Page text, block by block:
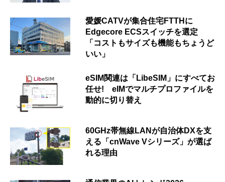
愛媛CATVが集合住宅FTTHに
Edgecore ECSスイッチを選定
「コストもサイズも機能もちょうど
いい」
eSIM関連は「LibeSIM」にすべてお
任せ! eIMでマルチプロファイルを
動的に切り替え
60GHz帯無線LANが自治体DXを支
える「cnWave Vシリーズ」が選ば
れる理由